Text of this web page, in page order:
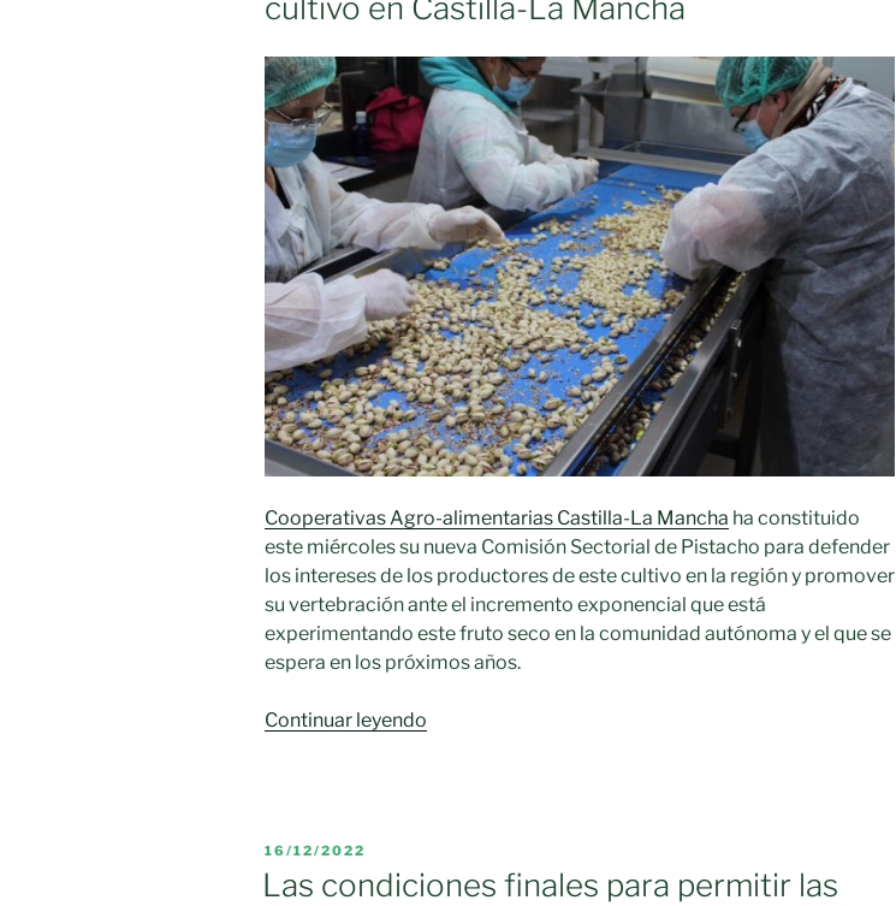
y
de
Calatrava»
cultivo en Castilla-La Mancha
Cooperativas Agro-alimentarias Castilla-La Mancha ha constituido
este miércoles su nueva Comisión Sectorial de Pistacho para defender
los intereses de los productores de este cultivo en la región y promover
su vertebración ante el incremento exponencial que está
experimentando este fruto seco en la comunidad autónoma y el que se
espera en los próximos años.
Continuar leyendo
del
PUBLICADO
EL
16/12/2022
Las condiciones finales para permitir las